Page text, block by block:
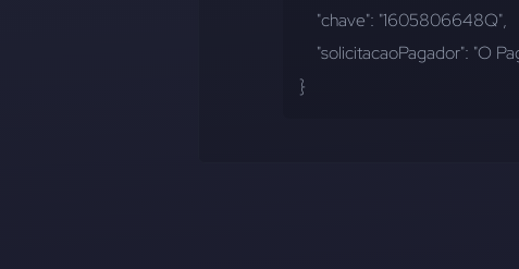
    "chave": "1605806648Q",
"solicitacaoPagador": "O
}